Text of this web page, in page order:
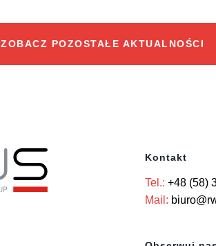
ZOBACZ POZOSTAŁE AKTUALNOŚCI
Kontakt
Tel.: +48 (58)
Mail: